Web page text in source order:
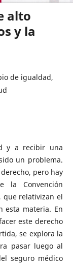
alto
y la
de igualdad,
y a recibir una
un problema.
pero hay
la Convención
que relativizan el
esta materia. En
este derecho
se explora la
pasar luego al
seguro médico